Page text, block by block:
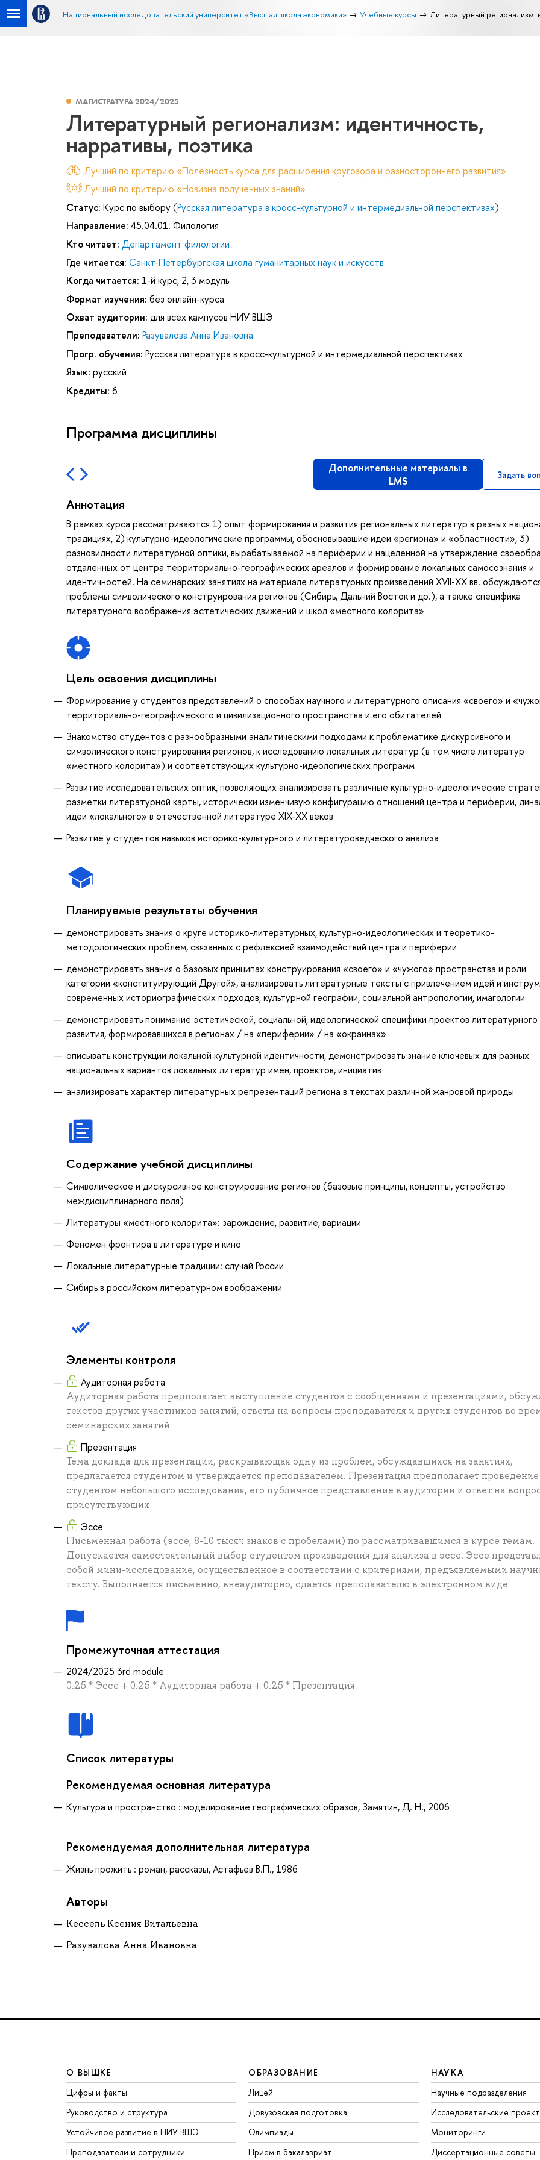
Национальный исследовательский университет «Высшая школа экономики» Учебные курсы Литературный регионализм:
МАГИСТРАТУРА 2024/2025
Литературный регионализм: идентичность,
нарративы, поэтика
Лучший по критерию «Полезность курса для расширения кругозора и разностороннего развития»
Лучший по критерию «Новизна полученных знаний»
Статус: Курс по выбору (Русская литература в кросс-культурной и интермедиальной перспективах)
Направление: 45.04.01. Филология
Кто читает: Департамент филологии
Где читается: Санкт-Петербургская школа гуманитарных наук и искусств
Когда читается: 1-й курс, 2, 3 модуль
Формат изучения: без онлайн-курса
Охват аудитории: для всех кампусов НИУ ВШЭ
Преподаватели: Разувалова Анна Ивановна
Прогр. обучения: Русская литература в кросс-культурной и интермедиальной перспективах
Язык: русский
Кредиты: 6
Программа дисциплины
Дополнительные материалы в
LMS
Задать
Аннотация
В рамках курса рассматриваются 1) опыт формирования и развития региональных литератур в разных
традициях, 2) культурно-идеологические программы, обосновывавшие идеи «региона» и «областности», 3)
разновидности литературной оптики, вырабатываемой на периферии и нацеленной на утверждение
отдаленных от центра территориально-географических ареалов и формирование локальных самосознания и
идентичностей. На семинарских занятиях на материале литературных произведений XVII-XX вв.
проблемы символического конструирования регионов (Сибирь, Дальний Восток и др.), а также специфика
литературного воображения эстетических движений и школ «местного колорита»
Цель освоения дисциплины
Формирование у студентов представлений о способах научного и литературного описания «своего» и
территориально-географического и цивилизационного пространства и его обитателей
Знакомство студентов с разнообразными аналитическими подходами к проблематике дискурсивного и
символического конструирования регионов, к исследованию локальных литератур (в том числе литератур
«местного колорита») и соответствующих культурно-идеологических программ
Развитие исследовательских оптик, позволяющих анализировать различные культурно-идеологические
разметки литературной карты, исторически изменчивую конфигурацию отношений центра и периферии,
идеи «локального» в отечественной литературе XIX-XX веков
Развитие у студентов навыков историко-культурного и литературоведческого анализа
Планируемые результаты обучения
демонстрировать знания о круге историко-литературных, культурно-идеологических и теоретико-
методологических проблем, связанных с рефлексией взаимодействий центра и периферии
демонстрировать знания о базовых принципах конструирования «своего» и «чужого» пространства и роли
категории «конституирующий Другой», анализировать литературные тексты с привлечением идей и
современных историографических подходов, культурной географии, социальной антропологии, имагологии
демонстрировать понимание эстетической, социальной, идеологической специфики проектов литературного
развития, формировавшихся в регионах / на «периферии» / на «окраинах»
описывать конструкции локальной культурной идентичности, демонстрировать знание ключевых для разных
национальных вариантов локальных литератур имен, проектов, инициатив
анализировать характер литературных репрезентаций региона в текстах различной жанровой природы
Содержание учебной дисциплины
Символическое и дискурсивное конструирование регионов (базовые принципы, концепты, устройство
междисциплинарного поля)
Литературы «местного колорита»: зарождение, развитие, вариации
Феномен фронтира в литературе и кино
Локальные литературные традиции: случай России
Сибирь в российском литературном воображении
Элементы контроля
Аудиторная работа
Аудиторная работа предполагает выступление студентов с сообщениями и презентациями,
текстов других участников занятий, ответы на вопросы преподавателя и других студентов во
семинарских занятий
Презентация
Тема доклада для презентации, раскрывающая одну из проблем, обсуждавшихся на занятиях,
предлагается студентом и утверждается преподавателем. Презентация предполагает проведение
студентом небольшого исследования, его публичное представление в аудитории и ответ на
присутствующих
Эссе
Письменная работа (эссе, 8-10 тысяч знаков с пробелами) по рассматривавшимся в курсе темам.
Допускается самостоятельный выбор студентом произведения для анализа в эссе. Эссе
собой мини-исследование, осуществленное в соответствии с критериями, предъявляемыми
тексту. Выполняется письменно, внеаудиторно, сдается преподавателю в электронном виде
Промежуточная аттестация
2024/2025 3rd module
0.25 * Эссе + 0.25 * Аудиторная работа + 0.25 * Презентация
Список литературы
Рекомендуемая основная литература
Культура и пространство : моделирование географических образов, Замятин, Д. Н., 2006
Рекомендуемая дополнительная литература
Жизнь прожить : роман, рассказы, Астафьев В.П., 1986
Авторы
Кессель Ксения Витальевна
Разувалова Анна Ивановна
О ВЫШКЕ
Цифры и факты
Руководство и структура
Устойчивое развитие в НИУ ВШЭ
Преподаватели и сотрудники
ОБРАЗОВАНИЕ
Лицей
Довузовская подготовка
Олимпиады
Прием в бакалавриат
НАУКА
Научные подразделения
Исследовательские
Мониторинги
Диссертационные советы